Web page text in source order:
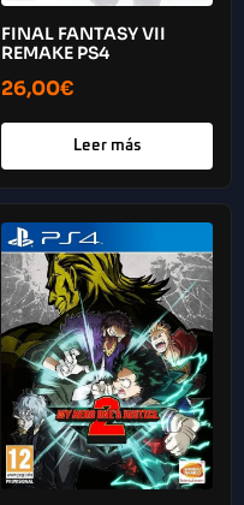
FINAL FANTASY VII
REMAKE PS4
26,00€
Leer más